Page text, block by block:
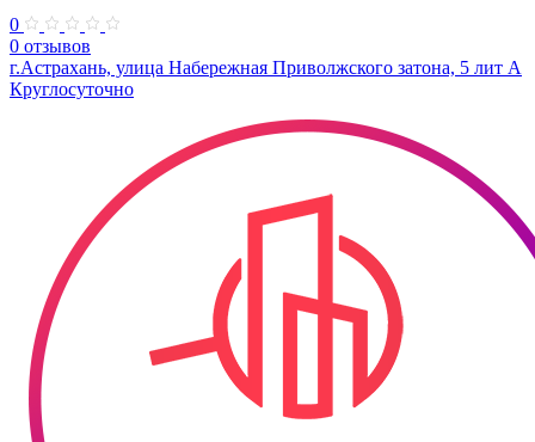
0
0 отзывов
г.Астрахань, улица Набережная Приволжского затона, 5 лит А
Круглосуточно